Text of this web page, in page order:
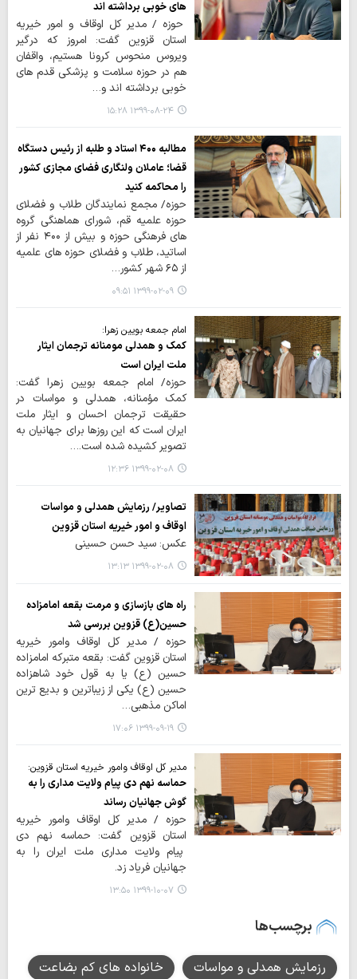
های خوبی برداشته اند
حوزه / مدیر کل اوقاف و امور خیریه
استان قزوین گفت: امروز که درگیر
ویروس منحوس کرونا هستیم، واقفان
هم در حوزه سلامت و پزشکی قدم های
خوبی برداشته اند و…
۱۳۹۹-۰۸-۲۴ ۱۵:۲۸
مطالبه ۴۰۰ استاد و طلبه از رئیس دستگاه
قضا؛ عاملان ولنگاری فضای مجازی کشور
را محاکمه کنید
حوزه/ مجمع نمایندگان طلاب و فضلای
حوزه علمیه قم، شورای هماهنگی گروه
های فرهنگی حوزه و بیش از ۴۰۰ نفر از
اساتید، طلاب و فضلای حوزه های علمیه
از ۶۵ شهر کشور…
۱۳۹۹-۰۲-۰۹ ۰۹:۵۱
امام جمعه بویین زهرا:
کمک و همدلی مومنانه ترجمان ایثار
ملت ایران است
حوزه/ امام جمعه بویین زهرا گفت:
کمک مؤمنانه، همدلی و مواسات در
حقیقت ترجمان احسان و ایثار ملت
ایران است که این روزها برای جهانیان به
تصویر کشیده شده است.…
۱۳۹۹-۰۲-۰۸ ۱۲:۳۶
تصاویر/ رزمایش همدلی و مواسات
اوقاف و امور خیریه استان قزوین
عکس: سید حسن حسینی
۱۳۹۹-۰۲-۰۸ ۱۳:۱۳
راه های بازسازی و مرمت بقعه امامزاده
حسین(ع) قزوین بررسی شد
حوزه / مدیر کل اوقاف وامور خیریه
استان قزوین گفت: بقعه متبرکه امامزاده
حسین (ع) یا به قول خود شاهزاده
حسین (ع) یکی از زیباترین و بدیع ترین
اماکن مذهبی…
۱۳۹۹-۰۹-۱۹ ۱۷:۰۶
مدیر کل اوقاف وامور خیریه استان قزوین:
حماسه نهم دی پیام ولایت مداری را به
گوش جهانیان رساند
حوزه / مدیر کل اوقاف وامور خیریه
استان قزوین گفت: حماسه نهم دی
پیام ولایت مداری ملت ایران را به
جهانیان فریاد زد.
۱۳۹۹-۱۰-۰۷ ۱۳:۵۰
برچسب‌ها
رزمایش همدلی و مواسات
خانواده های کم بضاعت